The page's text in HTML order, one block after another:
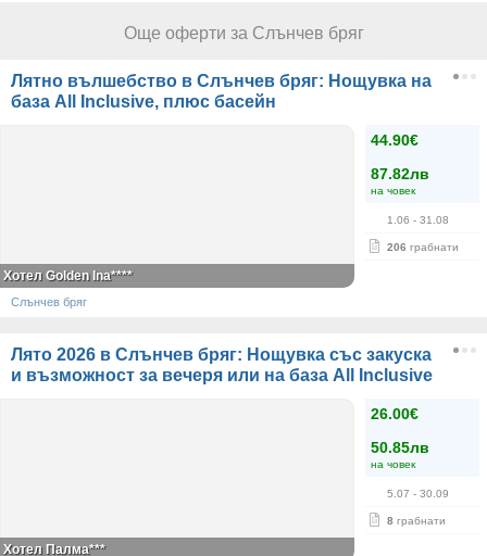
Още оферти за Слънчев бряг
Лятно вълшебство в Слънчев бряг: Нощувка на
база All Inclusive, плюс басейн
44.90€
87.82лв
на човек
1.06 - 31.08
206 грабнати
Хотел Golden Ina****
Слънчев бряг
Лято 2026 в Слънчев бряг: Нощувка със закуска
и възможност за вечеря или на база All Inclusive
26.00€
50.85лв
на човек
5.07 - 30.09
8 грабнати
Хотел Палма***